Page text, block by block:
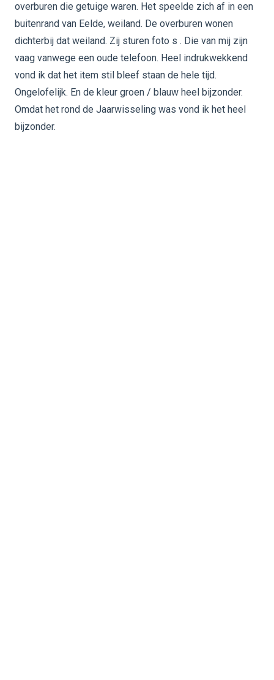
overburen die getuige waren. Het speelde zich af in een
buitenrand van Eelde, weiland. De overburen wonen
dichterbij dat weiland. Zij sturen foto s . Die van mij zijn
vaag vanwege een oude telefoon. Heel indrukwekkend
vond ik dat het item stil bleef staan de hele tijd.
Ongelofelijk. En de kleur groen / blauw heel bijzonder.
Omdat het rond de Jaarwisseling was vond ik het heel
bijzonder.